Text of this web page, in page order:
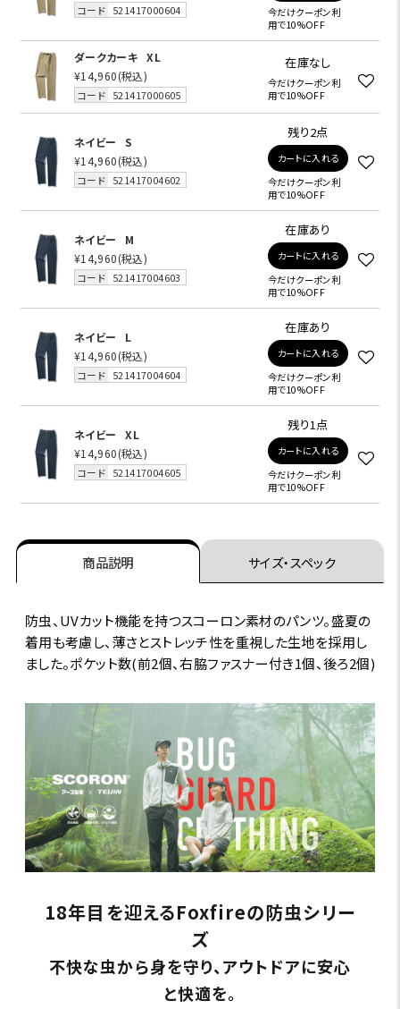
コード 521417000604
今だけクーポン利
用で10%OFF
ダークカーキ
XL
¥14,960(税込)
コード 521417000605
在庫なし
今だけクーポン利
用で10%OFF
ネイビー
S
¥14,960(税込)
コード 521417004602
残り2点
カートに入れる
今だけクーポン利
用で10%OFF
ネイビー
M
¥14,960(税込)
コード 521417004603
在庫あり
カートに入れる
今だけクーポン利
用で10%OFF
ネイビー
L
¥14,960(税込)
コード 521417004604
在庫あり
カートに入れる
今だけクーポン利
用で10%OFF
ネイビー
XL
¥14,960(税込)
コード 521417004605
残り1点
カートに入れる
今だけクーポン利
用で10%OFF
商品説明 サイズ・スペック
防虫、UVカット機能を持つスコーロン素材のパンツ。盛夏の
着用も考慮し、薄さとストレッチ性を重視した生地を採用し
ました。ポケット数(前2個、右脇ファスナー付き1個、後ろ2個)
18年目を迎えるFoxfireの防虫シリー
ズ
不快な虫から身を守り、アウトドアに安心
と快適を。